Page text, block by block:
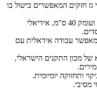
חזקים המאפשרים בישול בו
רוחב 120 ס"מ ועומק 40 ס"מ, אידיאלי
של 75 ס"מ, המאפשר עבודה אידאלית עם
של מכון התקנים הישראלי,
ותחזוקה יומיומית.
מסיבי.